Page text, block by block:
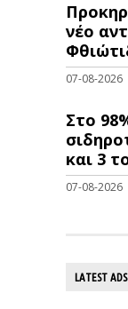
νέo
07-08-2026
Στο
και 3
07-08-2026
LATEST ADS